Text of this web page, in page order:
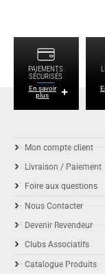
PAIEMENTS
SÉCURISÉS
En savoir
plus
Mon compte client
Livraison / Paiement
Foire aux questions
Nous Contacter
Devenir Revendeur
Clubs Associatifs
Catalogue Produits